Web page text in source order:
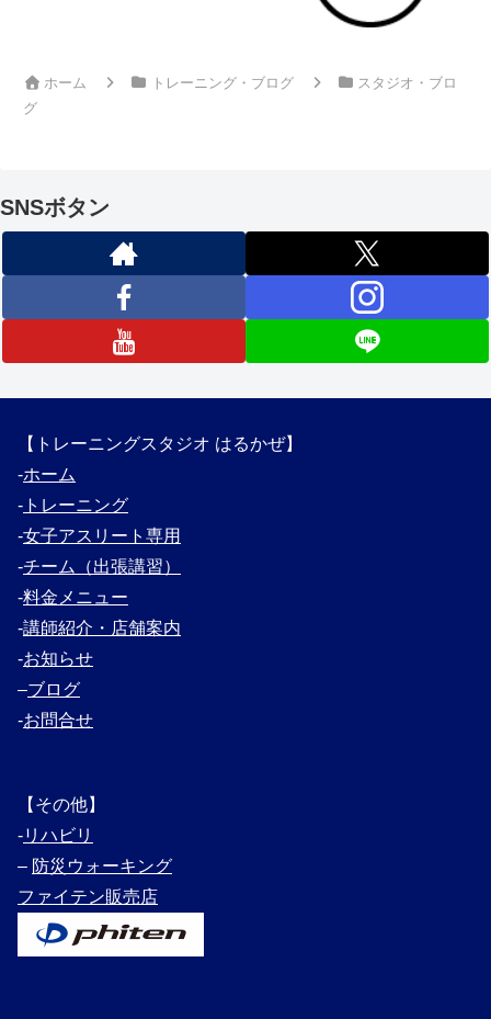
ホーム トレーニング・ブログ
スタジオ・ブロ
グ
SNSボタン
【トレーニングスタジオ はるかぜ】
‐ホーム
‐ トレーニング
‐女子アスリート専用
‐チーム（出張講習）
‐料金メニュー
‐講師紹介・ 店舗案内
‐お知らせ
–ブログ
‐お問合せ
【その他】
‐リハビリ
– 防災ウォーキング
ファイテン販売店